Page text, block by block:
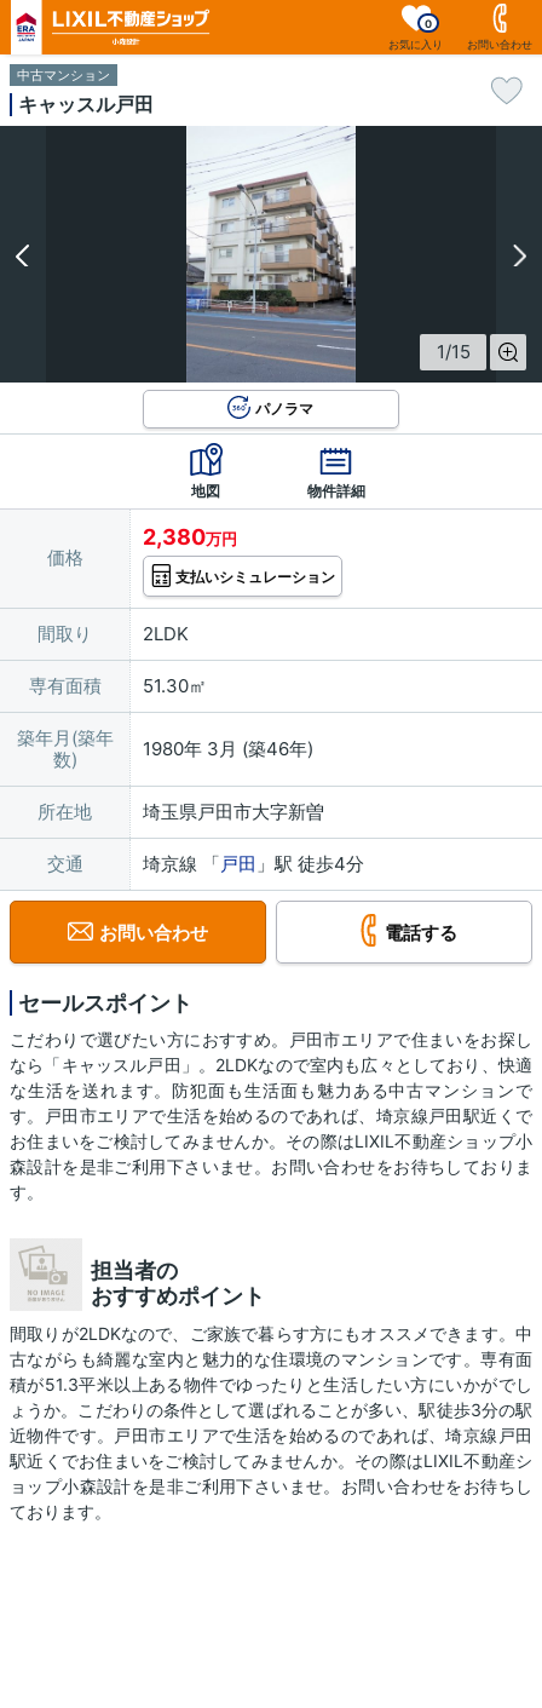
お気に入り
0
お問い合わせ
中古マンション
キャッスル戸田
1/15
パノラマ
地図 物件詳細
価格
2,380万円
支払いシミュレーション
間取り 2LDK
専有面積 51.30㎡
築年月(築年
数)
1980年 3月 (築46年)
所在地 埼玉県戸田市大字新曽
交通 埼京線 「戸田 」駅 徒歩4分
お問い合わせ 電話する
セールスポイント
こだわりで選びたい方におすすめ。戸田市エリアで住まいをお探し
なら「キャッスル戸田」。2LDKなので室内も広々としており、快適
な生活を送れます。防犯面も生活面も魅力ある中古マンションで
す。戸田市エリアで生活を始めるのであれば、埼京線戸田駅近くで
お住まいをご検討してみませんか。その際はLIXIL不動産ショップ小
森設計を是非ご利用下さいませ。お問い合わせをお待ちしておりま
す。
担当者の
おすすめポイント
間取りが2LDKなので、ご家族で暮らす方にもオススメできます。中
古ながらも綺麗な室内と魅力的な住環境のマンションです。専有面
積が51.3平米以上ある物件でゆったりと生活したい方にいかがでし
ょうか。こだわりの条件として選ばれることが多い、駅徒歩3分の駅
近物件です。戸田市エリアで生活を始めるのであれば、埼京線戸田
駅近くでお住まいをご検討してみませんか。その際はLIXIL不動産シ
ョップ小森設計を是非ご利用下さいませ。お問い合わせをお待ちし
ております。